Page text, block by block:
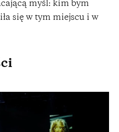
myśl: kim bym
się w tym miejscu i w